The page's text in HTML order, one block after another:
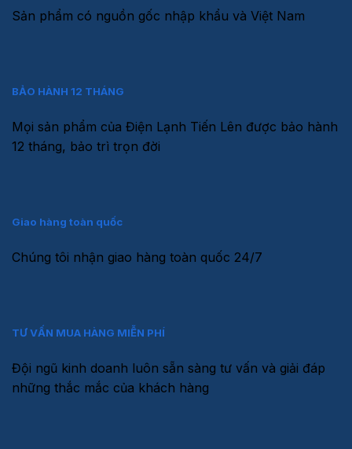
Sản phẩm có nguồn gốc nhập khẩu và Việt Nam
BẢO HÀNH 12 THÁNG
Mọi sản phẩm của Điện Lạnh Tiến Lên được bảo hành
12 tháng, bảo trì trọn đời
Giao hàng toàn quốc
Chúng tôi nhận giao hàng toàn quốc 24/7
TƯ VẤN MUA HÀNG MIỄN PHÍ
Đội ngũ kinh doanh luôn sẵn sàng tư vấn và giải đáp
những thắc mắc của khách hàng